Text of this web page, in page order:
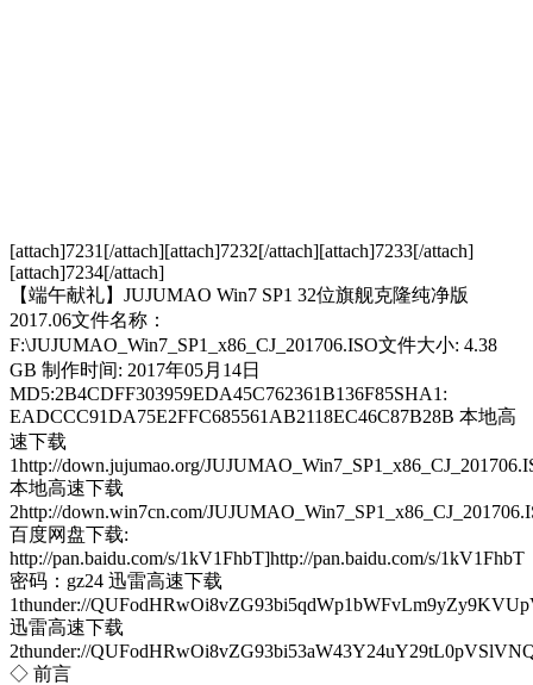
[attach]7231[/attach][attach]7232[/attach][attach]7233[/attach]
[attach]7234[/attach]
【端午献礼】JUJUMAO Win7 SP1 32位旗舰克隆纯净版
2017.06文件名称：
F:\JUJUMAO_Win7_SP1_x86_CJ_201706.ISO文件大小: 4.38
GB 制作时间: 2017年05月14日
MD5:2B4CDFF303959EDA45C762361B136F85SHA1:
EADCCC91DA75E2FFC685561AB2118EC46C87B28B 本地高
速下载
1http://down.jujumao.org/
本地高速下载
2http://down.win7cn.com/
百度网盘下载:
http://pan.baidu.com/s/1kV1FhbT]http://pan.baidu.com/s/1kV1FhbT
密码：gz24 迅雷高速下载
1thunder://
迅雷高速下载
2thunder://
◇ 前言